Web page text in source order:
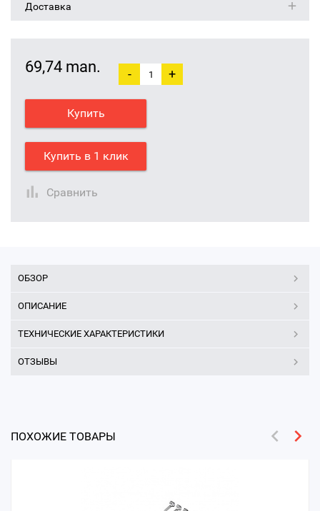
Доставка
69,74 man. - +
Купить
Купить в 1 клик
Сравнить
ОБЗОР
ОПИСАНИЕ
ТЕХНИЧЕСКИЕ ХАРАКТЕРИСТИКИ
ОТЗЫВЫ
ПОХОЖИЕ ТОВАРЫ